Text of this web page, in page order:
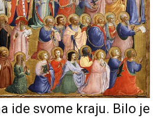
ide svome kraju. Bilo je